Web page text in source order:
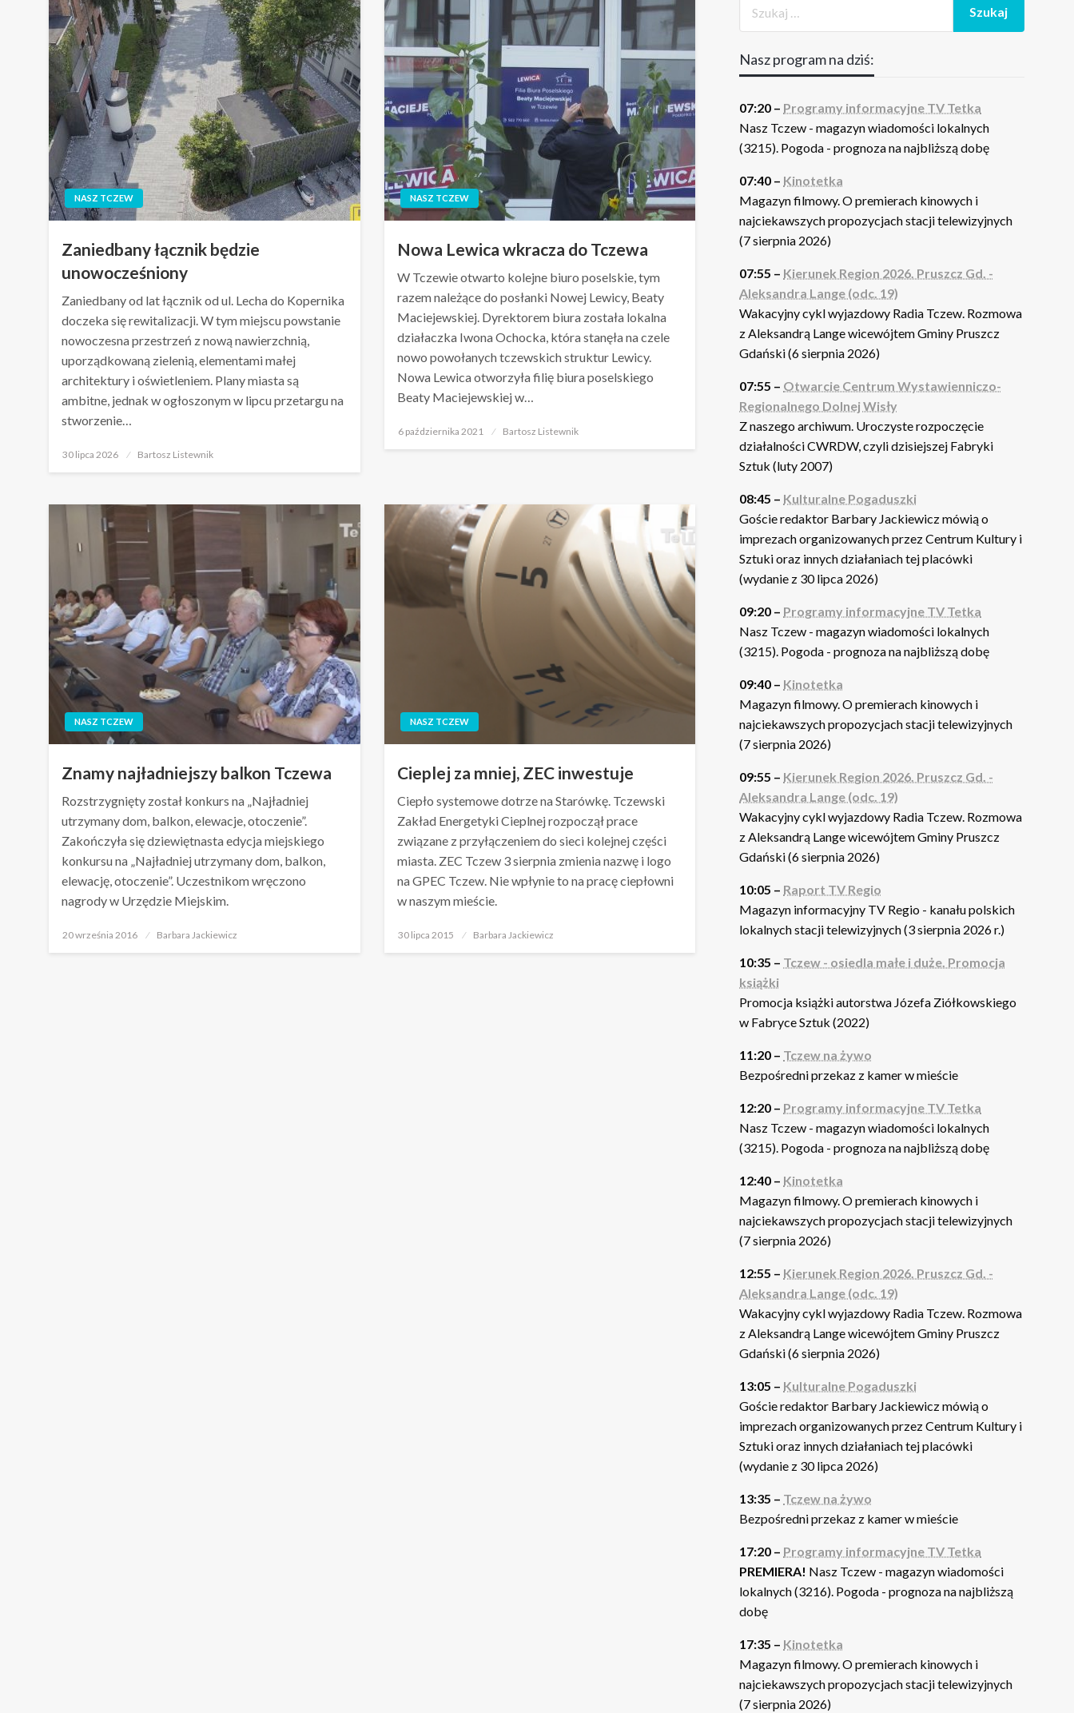
NASZ TCZEW
Zaniedbany łącznik będzie
unowocześniony
Zaniedbany od lat łącznik od ul. Lecha do Kopernika
doczeka się rewitalizacji. W tym miejscu powstanie
nowoczesna przestrzeń z nową nawierzchnią,
uporządkowaną zielenią, elementami małej
architektury i oświetleniem. Plany miasta są
ambitne, jednak w ogłoszonym w lipcu przetargu na
stworzenie…
Opublikowane
30 lipca 2026 Bartosz Listewnik
NASZ TCZEW
Nowa Lewica wkracza do Tczewa
W Tczewie otwarto kolejne biuro poselskie, tym
razem należące do posłanki Nowej Lewicy, Beaty
Maciejewskiej. Dyrektorem biura została lokalna
działaczka Iwona Ochocka, która stanęła na czele
nowo powołanych tczewskich struktur Lewicy.
Nowa Lewica otworzyła filię biura poselskiego
Beaty Maciejewskiej w…
Opublikowane
6 października 2021 Bartosz Listewnik
NASZ TCZEW
Znamy najładniejszy balkon Tczewa
Rozstrzygnięty został konkurs na „Najładniej
utrzymany dom, balkon, elewacje, otoczenie”.
Zakończyła się dziewiętnasta edycja miejskiego
konkursu na „Najładniej utrzymany dom, balkon,
elewację, otoczenie”. Uczestnikom wręczono
nagrody w Urzędzie Miejskim.
Opublikowane
20 września 2016 Barbara Jackiewicz
NASZ TCZEW
Cieplej za mniej, ZEC inwestuje
Ciepło systemowe dotrze na Starówkę. Tczewski
Zakład Energetyki Cieplnej rozpoczął prace
związane z przyłączeniem do sieci kolejnej części
miasta. ZEC Tczew 3 sierpnia zmienia nazwę i logo
na GPEC Tczew. Nie wpłynie to na pracę ciepłowni
w naszym mieście.
Opublikowane
30 lipca 2015 Barbara Jackiewicz
Nasz program na dziś:
07:20 – Programy informacyjne TV Tetka
Nasz Tczew - magazyn wiadomości lokalnych
(3215). Pogoda - prognoza na najbliższą dobę
07:40 – Kinotetka
Magazyn filmowy. O premierach kinowych i
najciekawszych propozycjach stacji telewizyjnych
(7 sierpnia 2026)
07:55 – Kierunek Region 2026. Pruszcz Gd. -
Aleksandra Lange (odc. 19)
Wakacyjny cykl wyjazdowy Radia Tczew. Rozmowa
z Aleksandrą Lange wicewójtem Gminy Pruszcz
Gdański (6 sierpnia 2026)
07:55 – Otwarcie Centrum Wystawienniczo-
Regionalnego Dolnej Wisły
Z naszego archiwum. Uroczyste rozpoczęcie
działalności CWRDW, czyli dzisiejszej Fabryki
Sztuk (luty 2007)
08:45 – Kulturalne Pogaduszki
Goście redaktor Barbary Jackiewicz mówią o
imprezach organizowanych przez Centrum Kultury i
Sztuki oraz innych działaniach tej placówki
(wydanie z 30 lipca 2026)
09:20 – Programy informacyjne TV Tetka
Nasz Tczew - magazyn wiadomości lokalnych
(3215). Pogoda - prognoza na najbliższą dobę
09:40 – Kinotetka
Magazyn filmowy. O premierach kinowych i
najciekawszych propozycjach stacji telewizyjnych
(7 sierpnia 2026)
09:55 – Kierunek Region 2026. Pruszcz Gd. -
Aleksandra Lange (odc. 19)
Wakacyjny cykl wyjazdowy Radia Tczew. Rozmowa
z Aleksandrą Lange wicewójtem Gminy Pruszcz
Gdański (6 sierpnia 2026)
10:05 – Raport TV Regio
Magazyn informacyjny TV Regio - kanału polskich
lokalnych stacji telewizyjnych (3 sierpnia 2026 r.)
10:35 – Tczew - osiedla małe i duże. Promocja
książki
Promocja książki autorstwa Józefa Ziółkowskiego
w Fabryce Sztuk (2022)
11:20 – Tczew na żywo
Bezpośredni przekaz z kamer w mieście
12:20 – Programy informacyjne TV Tetka
Nasz Tczew - magazyn wiadomości lokalnych
(3215). Pogoda - prognoza na najbliższą dobę
12:40 – Kinotetka
Magazyn filmowy. O premierach kinowych i
najciekawszych propozycjach stacji telewizyjnych
(7 sierpnia 2026)
12:55 – Kierunek Region 2026. Pruszcz Gd. -
Aleksandra Lange (odc. 19)
Wakacyjny cykl wyjazdowy Radia Tczew. Rozmowa
z Aleksandrą Lange wicewójtem Gminy Pruszcz
Gdański (6 sierpnia 2026)
13:05 – Kulturalne Pogaduszki
Goście redaktor Barbary Jackiewicz mówią o
imprezach organizowanych przez Centrum Kultury i
Sztuki oraz innych działaniach tej placówki
(wydanie z 30 lipca 2026)
13:35 – Tczew na żywo
Bezpośredni przekaz z kamer w mieście
17:20 – Programy informacyjne TV Tetka
PREMIERA! Nasz Tczew - magazyn wiadomości
lokalnych (3216). Pogoda - prognoza na najbliższą
dobę
17:35 – Kinotetka
Magazyn filmowy. O premierach kinowych i
najciekawszych propozycjach stacji telewizyjnych
(7 sierpnia 2026)